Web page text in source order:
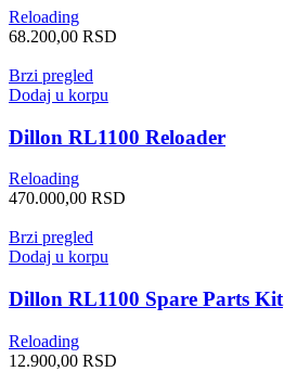
Reloading
68.200,00 RSD
Brzi pregled
Dodaj u korpu
Dillon RL1100 Reloader
Reloading
470.000,00 RSD
Brzi pregled
Dodaj u korpu
Dillon RL1100 Spare Parts Kit
Reloading
12.900,00 RSD